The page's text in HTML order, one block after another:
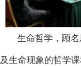
生命哲学，顾
及生命现象的哲学